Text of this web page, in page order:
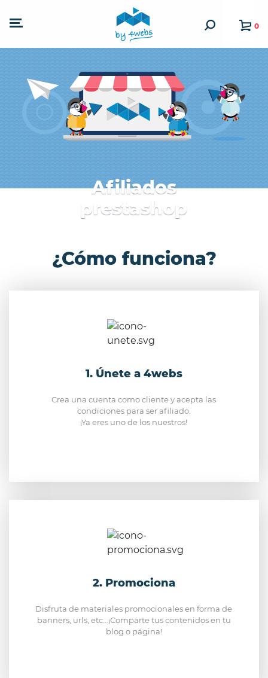
0
Afiliados
prestashop
¿Cómo funciona?
1. Únete a 4webs
Crea una cuenta como cliente y acepta las
condiciones para ser afiliado.
¡Ya eres uno de los nuestros!
2. Promociona
Disfruta de materiales promocionales en forma de
banners, urls, etc...¡Comparte tus contenidos en tu
blog o página!